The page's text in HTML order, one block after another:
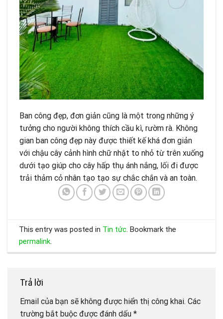
Ban công đẹp, đơn giản cũng là một trong những ý
tưởng cho người không thích cầu kì, rườm rà. Không
gian ban công đẹp này được thiết kế khá đơn giản
với chậu cây cảnh hình chữ nhật to nhỏ từ trên xuống
dưới tạo giúp cho cây hấp thụ ánh nắng, lối đi được
trải thảm cỏ nhân tạo tạo sự chắc chắn và an toàn.
This entry was posted in Tin tức. Bookmark the
permalink.
Trả lời
Email của bạn sẽ không được hiển thị công khai. Các
trường bắt buộc được đánh dấu *